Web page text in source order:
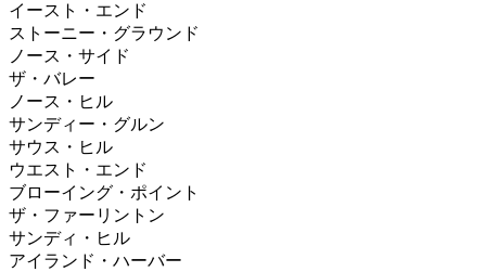
イースト・エンド
ストーニー・グラウンド
ノース・サイド
ザ・バレー
ノース・ヒル
サンディー・グルン
サウス・ヒル
ウエスト・エンド
ブローイング・ポイント
ザ・ファーリントン
サンディ・ヒル
アイランド・ハーバー